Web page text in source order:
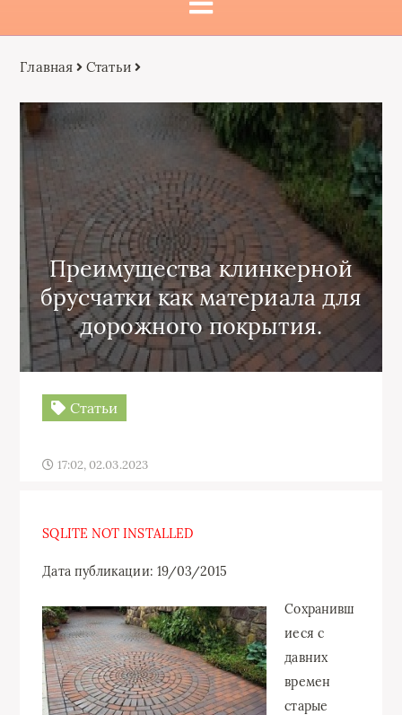
Главная Статьи
Преимущества клинкерной
брусчатки как материала для
дорожного покрытия.
Статьи
17:02, 02.03.2023
SQLITE NOT INSTALLED
Дата публикации: 19/03/2015
Сохранивш
иеся с
давних
времен
старые